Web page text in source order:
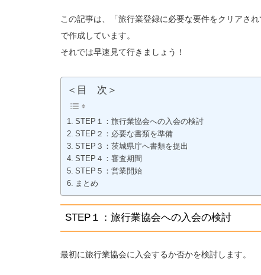
この記事は、「旅行業登録に必要な要件をクリアさ
で作成しています。
それでは早速見て行きましょう！
＜目 次＞
STEP１：旅行業協会への入会の検討
STEP２：必要な書類を準備
STEP３：茨城県庁へ書類を提出
STEP４：審査期間
STEP５：営業開始
まとめ
STEP１：旅行業協会への入会の検討
最初に旅行業協会に入会するか否かを検討します。